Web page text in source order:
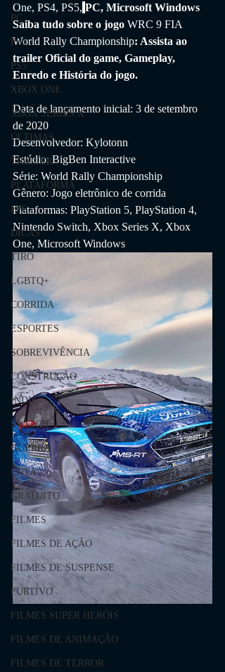
PC
PS4
PS5
XBOX ONE
XBOX SERIES X
ÚLTIMAS
TRAILER
PLATAFORMA
FPS
DICAS
TIRO
LGBTQ+
CORRIDA
ESPORTES
SOBREVIVÊNCIA
CONSTRUÇÃO
INDIE
SWITCH
GUERRA
LUTA
GRATUITO
FILMES
FILMES DE AÇÃO
FILMES DE SUSPENSE
FURTIVO
FILMES SUPER HERÓIS
FILMES DE ANIMAÇÃO
FILMES DE TERROR
One, PS4, PS5, PC, Microsoft Windows
Saiba tudo sobre o jogo WRC 9 FIA
World Rally Championship: Assista ao
trailer Oficial do game, Gameplay,
Enredo e História do jogo.
Data de lançamento inicial: 3 de setembro
de 2020
Desenvolvedor: Kylotonn
Estúdio: BigBen Interactive
Série: World Rally Championship
Gênero: Jogo eletrônico de corrida
Plataformas: PlayStation 5, PlayStation 4,
Nintendo Switch, Xbox Series X, Xbox
One, Microsoft Windows